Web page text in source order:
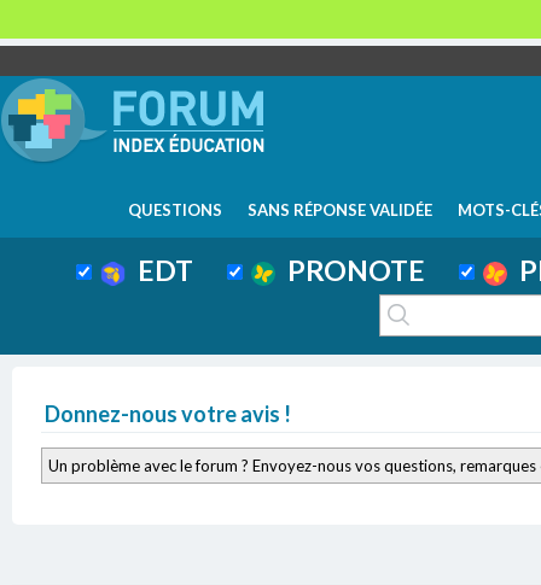
QUESTIONS SANS RÉPONSE VALIDÉE MOTS-
EDT PRONOTE
Donnez-nous votre avis !
Un problème avec le forum ? Envoyez-nous vos questions,